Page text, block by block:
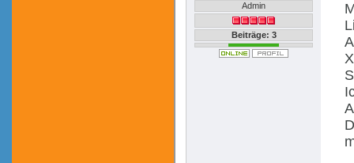
Admin
Beiträge: 3